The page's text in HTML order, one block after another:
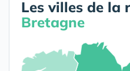
Les villes de la
Bretagne